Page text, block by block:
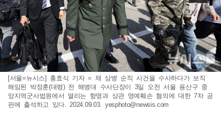
[서울=뉴시스] 홍효식 기자 = 채 상병 순직 사건을 수사하다가 보직
해임된 박정훈(대령) 전 해병대 수사단장이 3일 오전 서울 용산구 중
앙지역군사법원에서 열리는 항명과 상관 명예훼손 혐의에 대한 7차 공
판에 출석하고 있다. 2024.09.03. yesphoto@newsis.com